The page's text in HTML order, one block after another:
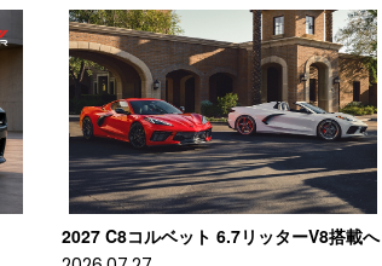
2027 C8コルベット 6.7リッターV8搭載へ